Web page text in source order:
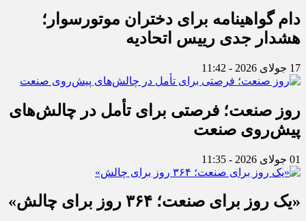
دام گواهینامه برای دختران موتورسوار؛
هشدار جدی رییس اتحادیه
17 جولای 2026 - 11:42
روز صنعت؛ فرصتی برای تأمل در چالش‌های
پیش‌روی صنعت
01 جولای 2026 - 11:35
«یک روز برای صنعت؛ ۳۶۴ روز برای چالش»